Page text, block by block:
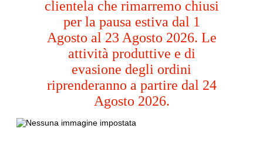
clientela che rimarremo chiusi
per la pausa estiva dal 1
Agosto al 23 Agosto 2026. Le
attività produttive e di
evasione degli ordini
riprenderanno a partire dal 24
Agosto 2026.